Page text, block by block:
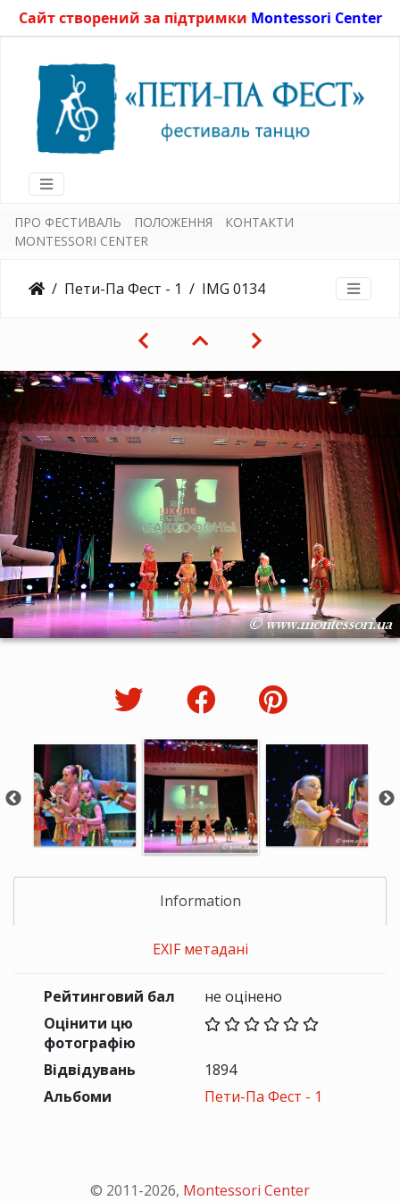
Сайт створений за підтримки Montessori Center
ПРО ФЕСТИВАЛЬ ПОЛОЖЕННЯ
КОНТАКТИ
MONTESSORI CENTER
Пети-Па Фест - 1 IMG 0134
Information
EXIF метадані
Рейтинговий бал
не оцінено
Оцінити цю
фотографію
Відвідувань
1894
Альбоми
Пети-Па Фест - 1
© 2011-2026, Montessori Center